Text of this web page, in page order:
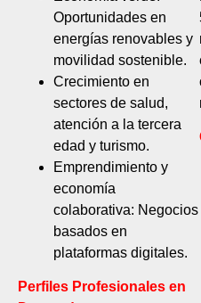
Oportunidades en
energías renovables y
movilidad sostenible.
Crecimiento en
sectores de salud,
atención a la tercera
edad y turismo.
Emprendimiento y
economía
colaborativa: Negocios
basados en
plataformas digitales.
Perfiles Profesionales en